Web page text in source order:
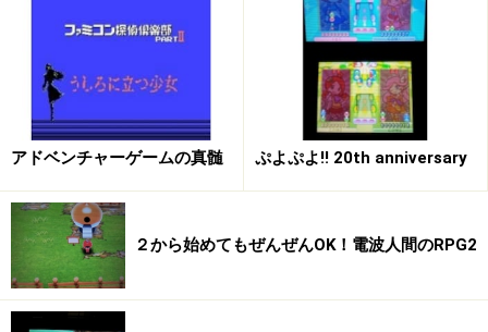
錬金術の学士「アルケミスト
」。一般的なRPGでいう魔法使い。
火・氷・雷という3つの属性攻撃を使いこなして、敵の弱点を突く
のだ！
長鞭の狩人「ダークハンター
多く、うまく使いこなせれば戦術の幅が格段に広がっていく。
アドベンチャーゲームの真髄 ぷよぷよ!! 20th anniversary
２から始めてもぜんぜんOK！電波人間のRPG2